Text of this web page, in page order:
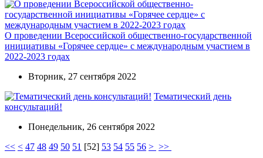
О проведении Всероссийской общественно-государственной
инициативы «Горячее сердце» с международным участием в
2022-2023 годах
Вторник, 27 сентября 2022
Тематический день
консультаций!
Понедельник, 26 сентября 2022
<< < 47 48 49 50 51 [52] 53 54 55 56 > >>